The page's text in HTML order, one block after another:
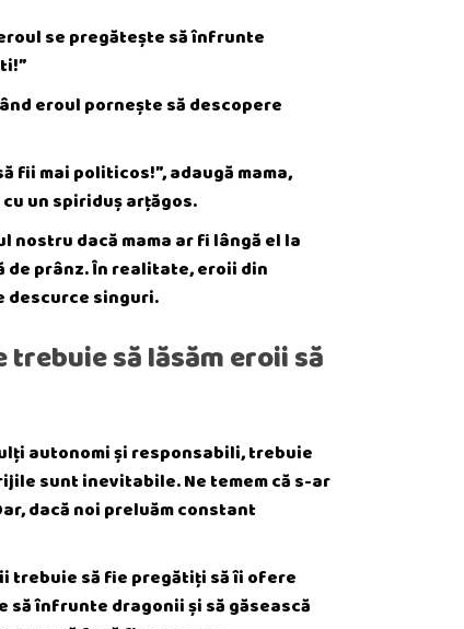
se pregătește să înfrunte
eroul pornește să descopere
fii mai politicos!”, adaugă mama,
un spiriduș arțăgos.
nostru dacă mama ar fi lângă el la
de prânz. În realitate, eroii din
descurce singuri.
să lăsăm eroii să
autonomi și responsabili, trebuie
sunt inevitabile. Ne temem că s-ar
dacă noi preluăm constant
trebuie să fie pregătiți să îi ofere
să înfrunte dragonii și să găsească